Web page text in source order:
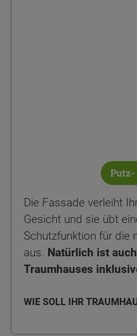
Putz-
Die Fassade verleiht
Gesicht und sie übt
Schutzfunktion für die
aus. Natürlich ist
Traumhauses
WIE SOLL IHR